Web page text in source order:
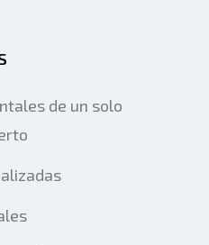
de un solo